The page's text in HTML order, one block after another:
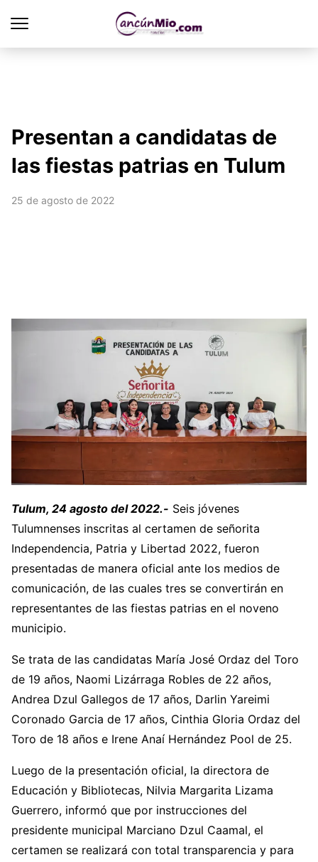
Presentan a candidatas de
las fiestas patrias en Tulum
25 de agosto de 2022
Tulum, 24 agosto del 2022.- Seis jóvenes
Tulumnenses inscritas al certamen de señorita
Independencia, Patria y Libertad 2022, fueron
presentadas de manera oficial ante los medios de
comunicación, de las cuales tres se convertirán en
representantes de las fiestas patrias en el noveno
municipio.
Se trata de las candidatas María José Ordaz del Toro
de 19 años, Naomi Lizárraga Robles de 22 años,
Andrea Dzul Gallegos de 17 años, Darlin Yareimi
Coronado Garcia de 17 años, Cinthia Gloria Ordaz del
Toro de 18 años e Irene Anaí Hernández Pool de 25.
Luego de la presentación oficial, la directora de
Educación y Bibliotecas, Nilvia Margarita Lizama
Guerrero, informó que por instrucciones del
presidente municipal Marciano Dzul Caamal, el
certamen se realizará con total transparencia y para